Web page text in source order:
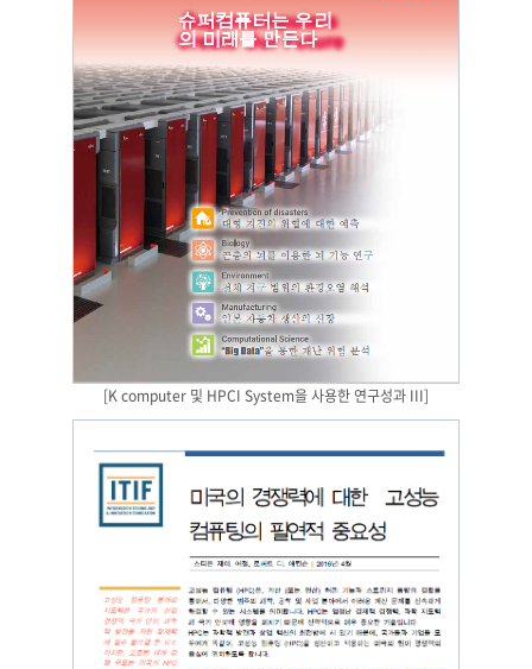
[K computer 및 HPCI System을 사용한 연구성과 III]